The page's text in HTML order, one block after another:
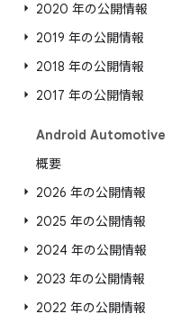
2020 年の公開情報
2019 年の公開情報
2018 年の公開情報
2017 年の公開情報
Android Automotive
概要
2026 年の公開情報
2025 年の公開情報
2024 年の公開情報
2023 年の公開情報
2022 年の公開情報